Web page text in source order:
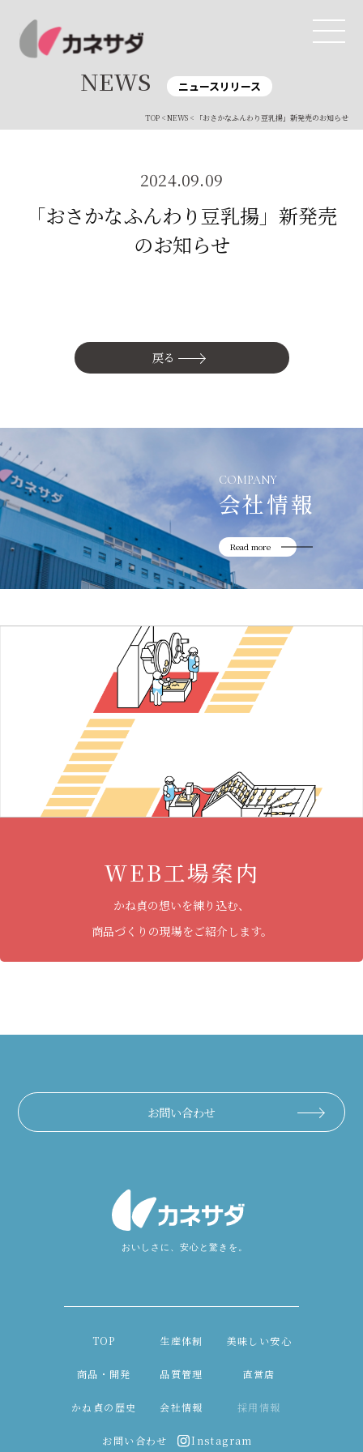
TOP
生産体制
美味しい安心
商品・開発
かね貞の歴史
リニューアル中
NEWS ニュースリリース
TOP<NEWS< 「おさかなふんわり豆乳揚」新発売のお知らせ
2024.09.09
「おさかなふんわり豆乳揚」新発売
のお知らせ
戻る
COMPANY
会社情報
Read more
WEB工場案内
かね貞の想いを練り込む、
商品づくりの現場をご紹介します。
お問い合わせ
TOP 生産体制 美味しい安心
商品・開発 品質管理 直営店
かね貞の歴史 会社情報 採用情報
お問い合わせ Instagram